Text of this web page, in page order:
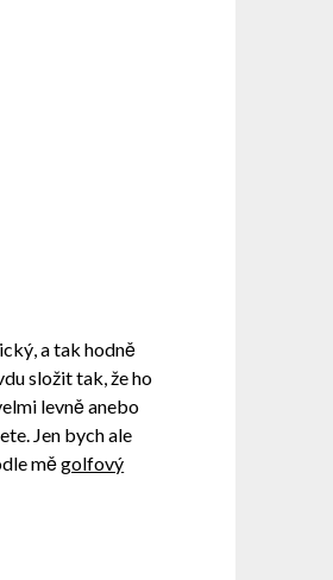
a tak hodně
složit tak, že ho
levně anebo
Jen bych ale
měgolfový